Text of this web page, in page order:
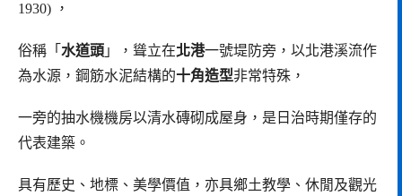
1930) ，
俗稱「 水道頭 」，聳立在北港一號堤防旁，以北港溪流作
為水源，鋼筋水泥結構的十角造型非常特殊，
一旁的抽水機機房以清水磚砌成屋身，是日治時期僅存的
代表建築。
具有歷史、地標、美學價值，亦具鄉土教學、休閒及觀光